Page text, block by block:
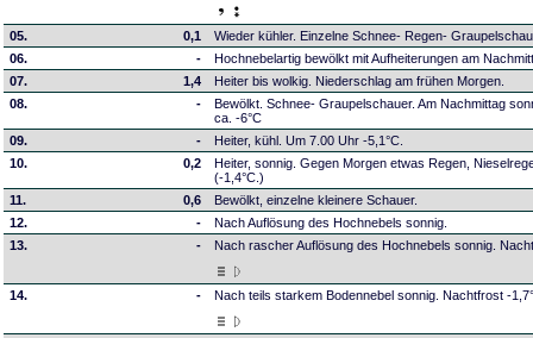
05. 0,1
Wieder kühler. Einzelne Schnee- Regen-
06.
-
Hochnebelartig bewölkt mit Aufheiterungen am
07.
1,4
Heiter bis wolkig. Niederschlag am frühen Morgen.
08.
-
Bewölkt. Schnee- Graupelschauer. Am Nachmittag
ca. -6°C
09.
-
Heiter, kühl. Um 7.00 Uhr -5,1°C.
10.
0,2
Heiter, sonnig. Gegen Morgen etwas Regen,
(-1,4°C.)
11.
0,6
Bewölkt, einzelne kleinere Schauer.
12.
-
Nach Auflösung des Hochnebels sonnig.
13.
- Nach rascher Auflösung des Hochnebels sonnig.
14. - Nach teils starkem Bodennebel sonnig. Nachtfrost -